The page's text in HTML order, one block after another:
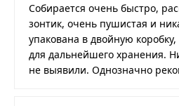
Собирается очень быстро,
зонтик, очень пушистая и
упакована в двойную
для дальнейшего хранения.
не выявили. Однозначно